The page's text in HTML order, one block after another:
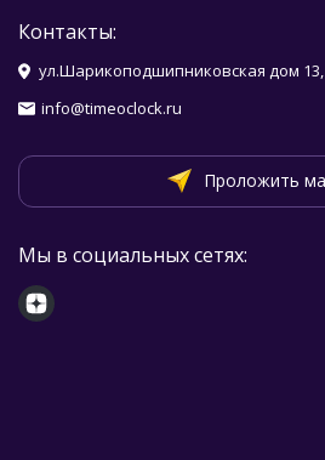
Контакты:
ул.Шарикоподшипниковская дом 13,
info@timeoclock.ru
Проложить
Мы в социальных сетях: